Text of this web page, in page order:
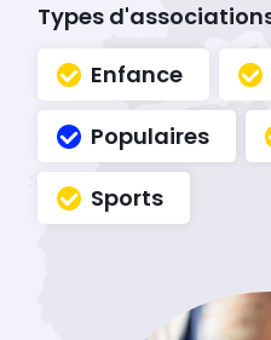
Types
Enfance
Populaires
Sports